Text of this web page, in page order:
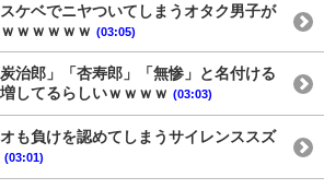
スケベでニヤついてしまうオタク男子が
ｗｗｗｗｗ (03:05)
炭治郎」「杏寿郎」「無惨」と名付ける
してるらしいｗｗｗｗ (03:03)
オも負けを認めてしまうサイレンススズ
(03:01)